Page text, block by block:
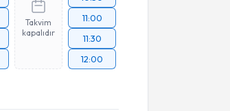
Takvim
kapalıdır
11:00
11:30
12:00